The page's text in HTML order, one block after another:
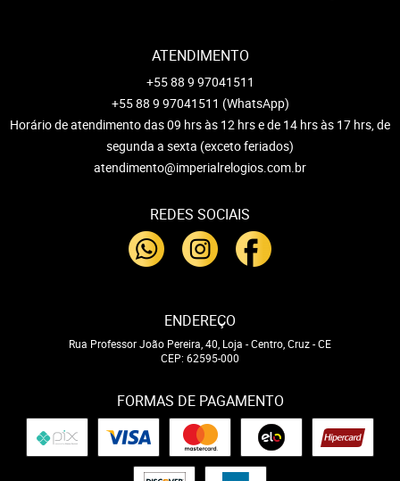
ATENDIMENTO
+55 88 9 97041511
+55 88 9 97041511 (WhatsApp)
Horário de atendimento das 09 hrs às 12 hrs e de 14 hrs às 17 hrs, de
segunda a sexta (exceto feriados)
atendimento@imperialrelogios.com.br
REDES SOCIAIS
ENDEREÇO
Rua Professor João Pereira, 40, Loja -Centro, Cruz-CE
CEP: 62595-000
FORMAS DE PAGAMENTO